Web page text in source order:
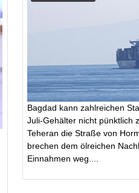
Bagdad kann zahlreichen
Juli-Gehälter nicht pünktlich
Teheran die Straße von
brechen dem ölreichen
Einnahmen weg....